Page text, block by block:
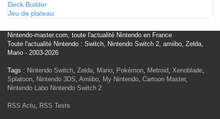
Deck Builder
Jeu de plateau
Nintendo-master.com, toute l'actualité Nintendo en France
Toute l'actualité Nintendo : Switch, Nintendo Switch 2, amiibo, Zelda,
Mario - 2003-2026
Tags : Nintendo Switch, Zelda, Mario, Pokémon, Metroid, Xenoblade,
Splatoon, Nintendo 3DS, Amiibo, My Nintendo, Cartoon Master,
Nintendo Labo Nintendo Switch 2
RSS Actu, RSS Tests